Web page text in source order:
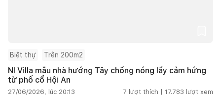
Biệt thự Trên 200m2
NI Villa mẫu nhà hướng Tây chống nóng lấy cảm hứng
từ phố cổ Hội An
27/06/2026, lúc 20:13 7 lượt thích | 17.783 lượt xem